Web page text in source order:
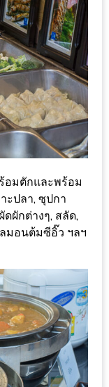
อมตักและพร้อม
ะปลา, ซุปกา
ผักต่างๆ, สลัด,
มอนต้มซีอิ๊ว ฯลฯ